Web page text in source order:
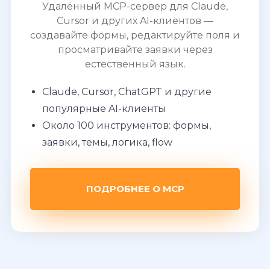
Удалённый MCP-сервер для Claude,
Cursor и других AI-клиентов —
создавайте формы, редактируйте поля и
просматривайте заявки через
естественный язык.
Claude, Cursor, ChatGPT и другие
популярные AI-клиенты
Около 100 инструментов: формы,
заявки, темы, логика, flow
ПОДРОБНЕЕ О MCP